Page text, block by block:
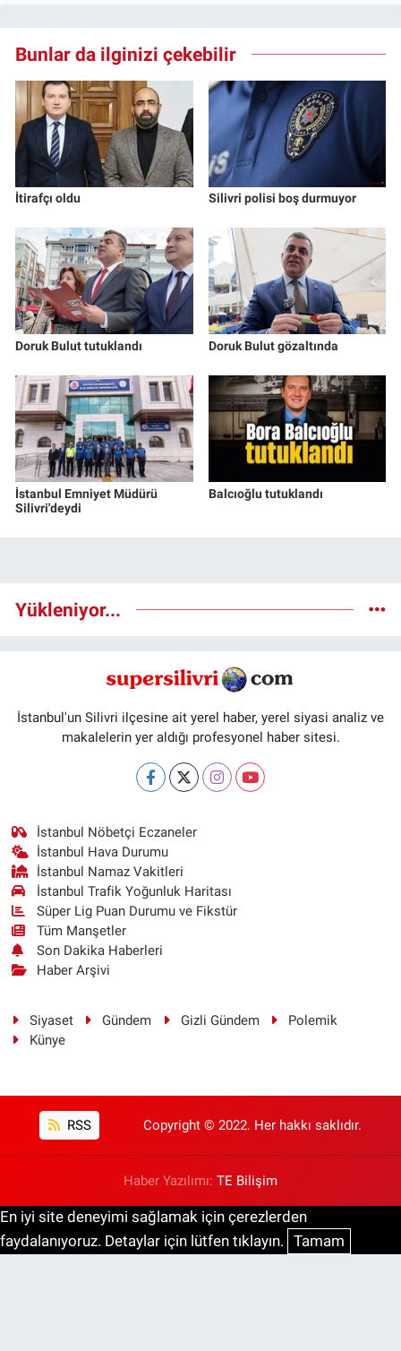
Bunlar da ilginizi çekebilir
İtirafçı oldu Silivri polisi boş durmuyor
Doruk Bulut tutuklandı Doruk Bulut gözaltında
İstanbul Emniyet Müdürü
Silivri'deydi
Balcıoğlu tutuklandı
Yükleniyor...
İstanbul'un Silivri ilçesine ait yerel haber, yerel siyasi analiz ve
makalelerin yer aldığı profesyonel haber sitesi.
İstanbul Nöbetçi Eczaneler
İstanbul Hava Durumu
İstanbul Namaz Vakitleri
İstanbul Trafik Yoğunluk Haritası
Süper Lig Puan Durumu ve Fikstür
Tüm Manşetler
Son Dakika Haberleri
Haber Arşivi
Siyaset Gündem Gizli Gündem
Polemik
Künye
RSS Copyright © 2022. Her hakkı saklıdır.
Haber Yazılımı: TE Bilişim
En iyi site deneyimi sağlamak için çerezlerden
faydalanıyoruz. Detaylar için lütfen tıklayın. Tamam